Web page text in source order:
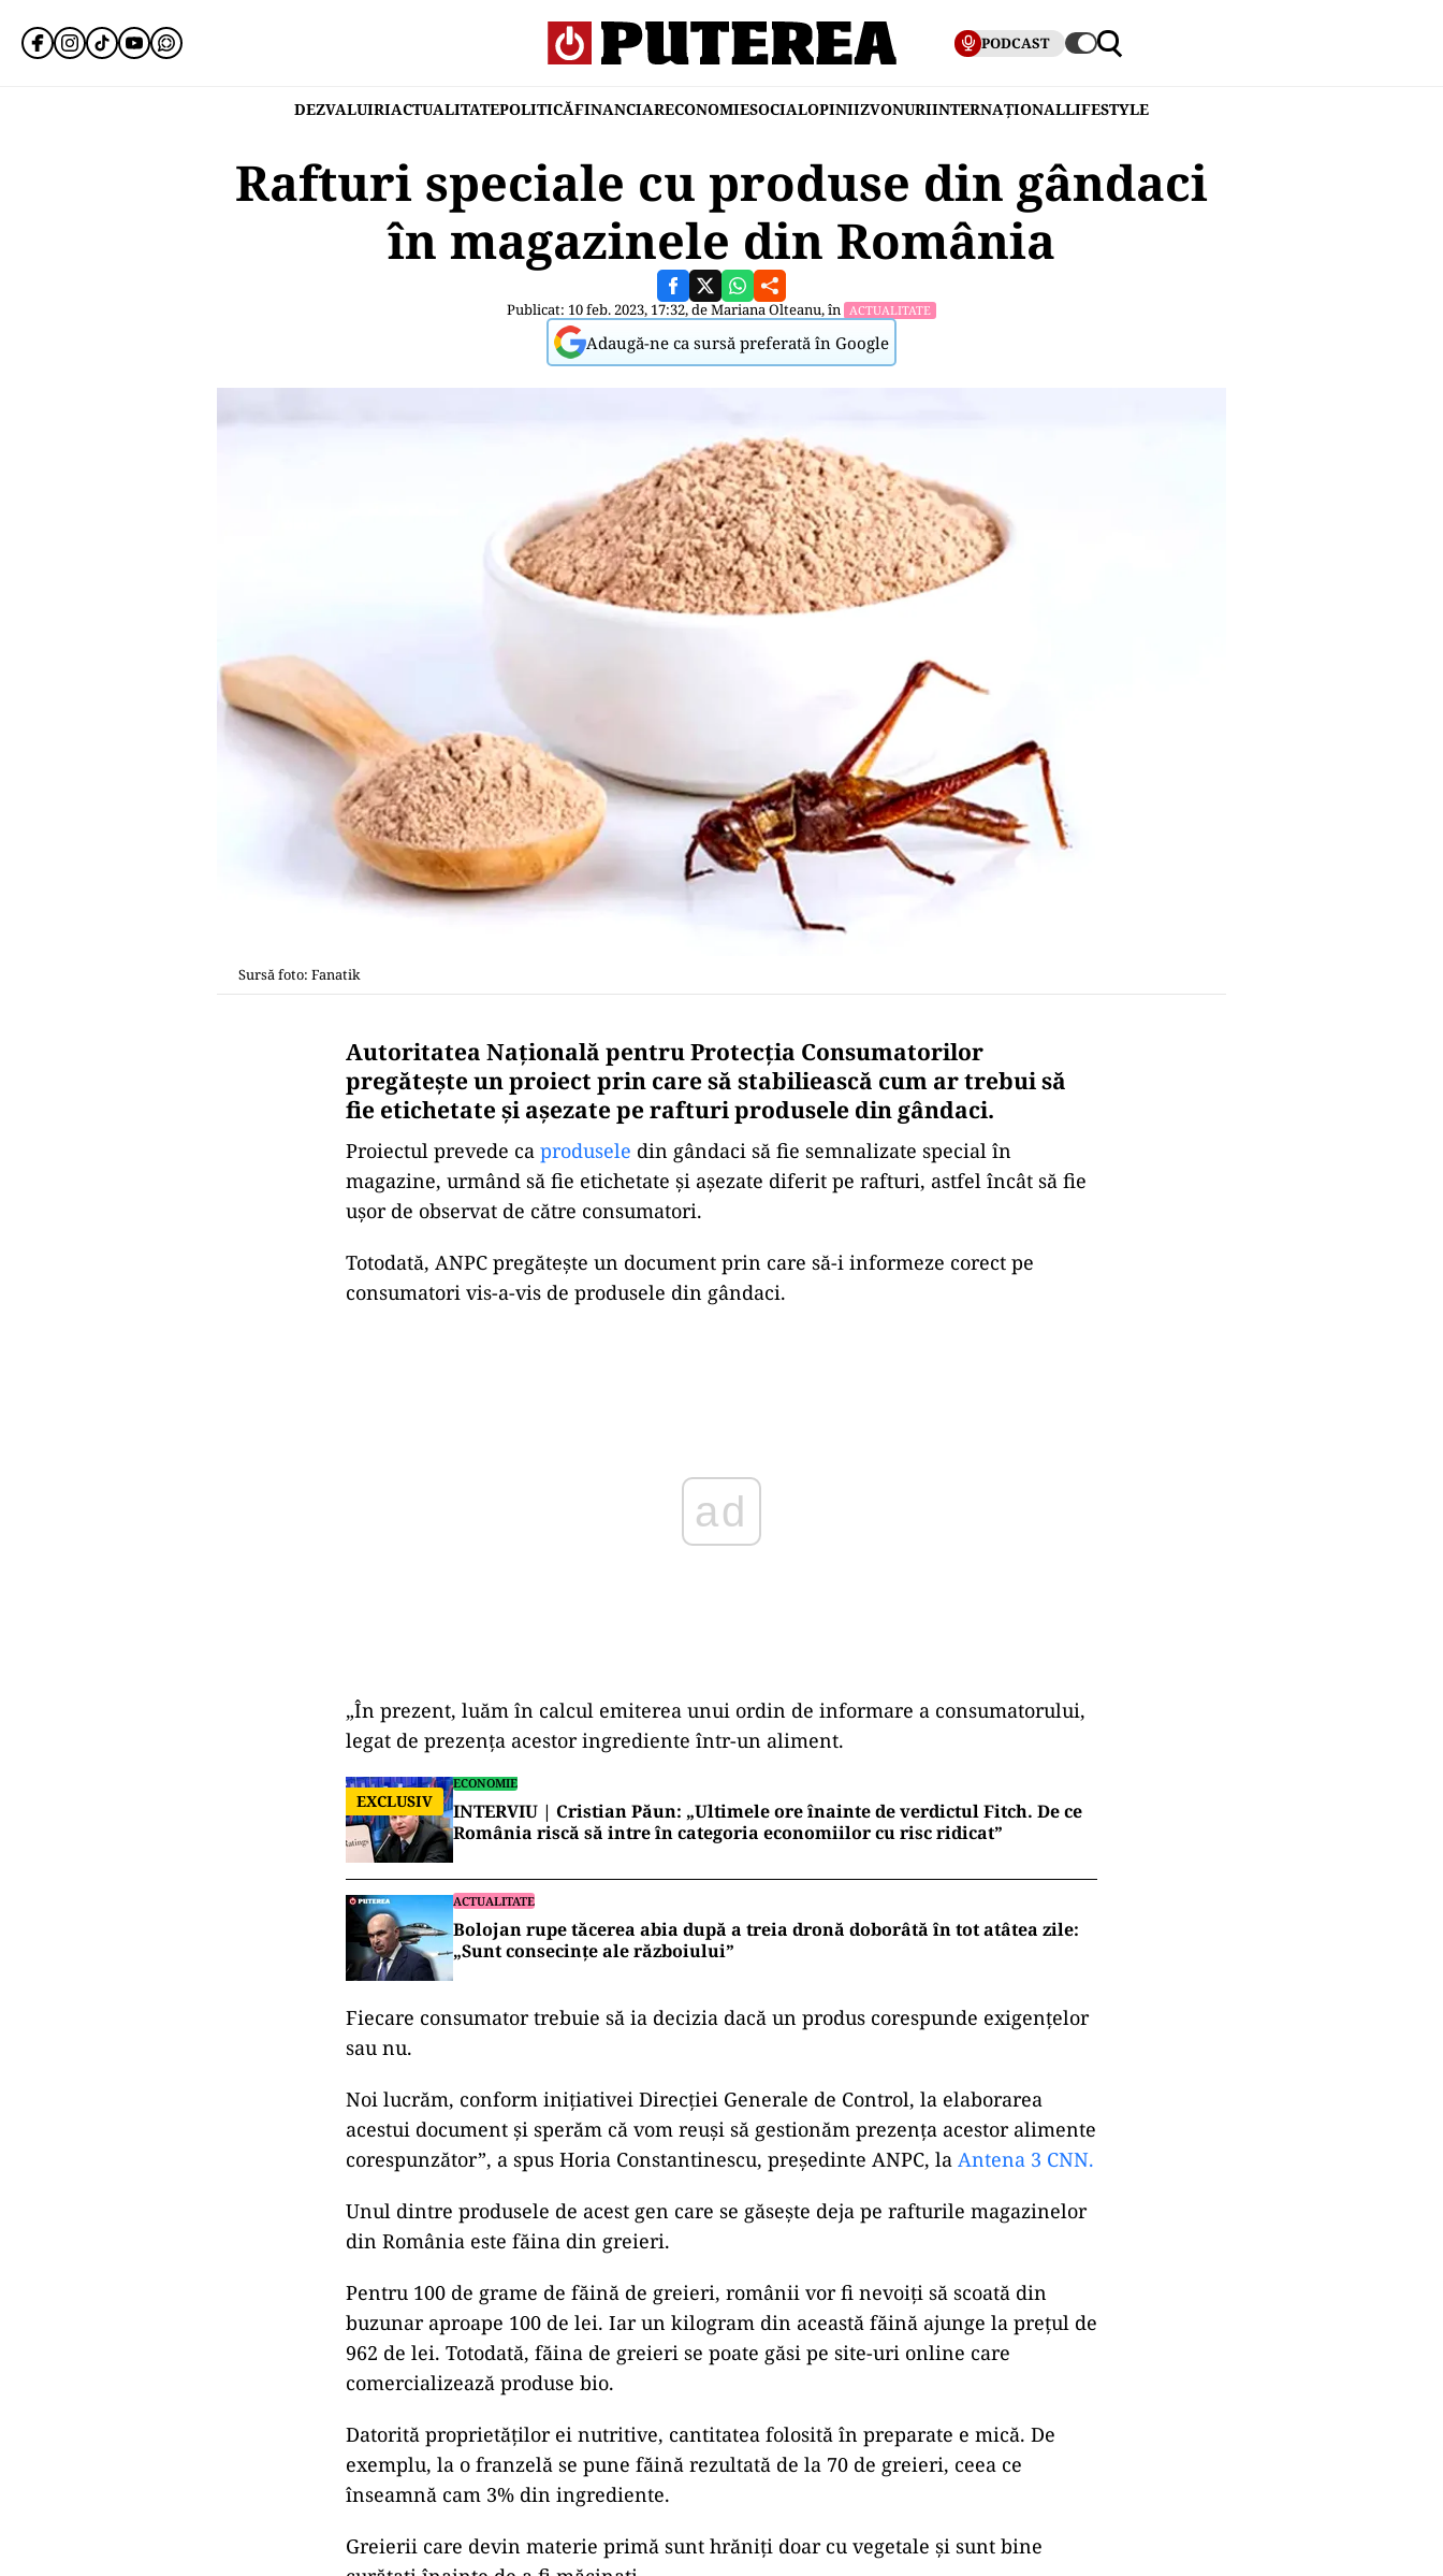
PODCAST
DEZVALUIRIACTUALITATEPOLITICĂFINANCIARECONOMIESOCIALOPINIIZVONURIINTERNAȚIONALLIFESTYLE
Rafturi speciale cu produse din gândaci
în magazinele din România
Publicat: 10 feb. 2023, 17:32, deMariana Olteanu, în ACTUALITATE
Adaugă-ne ca sursă preferată în Google
Sursă foto: Fanatik
Autoritatea Națională pentru Protecția Consumatorilor
pregăteşte un proiect prin care să stabiliească cum ar trebui să
fie etichetate și așezate pe rafturi produsele din gândaci.
Proiectul prevede ca produsele din gândaci să fie semnalizate special în
magazine, urmând să fie etichetate și așezate diferit pe rafturi, astfel încât să fie
ușor de observat de către consumatori.
Totodată, ANPC pregătește un document prin care să-i informeze corect pe
consumatori vis-a-vis de produsele din gândaci.
„În prezent, luăm în calcul emiterea unui ordin de informare a consumatorului,
legat de prezența acestor ingrediente într-un aliment.
EXCLUSIV
ECONOMIE
INTERVIU | Cristian Păun: „Ultimele ore înainte de verdictul Fitch. De ce
România riscă să intre în categoria economiilor cu risc ridicat”
ACTUALITATE
Bolojan rupe tăcerea abia după a treia dronă doborâtă în tot atâtea zile:
„Sunt consecințe ale războiului”
Fiecare consumator trebuie să ia decizia dacă un produs corespunde exigențelor
sau nu.
Noi lucrăm, conform inițiativei Direcției Generale de Control, la elaborarea
acestui document și sperăm că vom reuși să gestionăm prezența acestor alimente
corespunzător”, a spus Horia Constantinescu, președinte ANPC, la Antena 3 CNN.
Unul dintre produsele de acest gen care se găsește deja pe rafturile magazinelor
din România este făina din greieri.
Pentru 100 de grame de făină de greieri, românii vor fi nevoiți să scoată din
buzunar aproape 100 de lei. Iar un kilogram din această făină ajunge la prețul de
962 de lei. Totodată, făina de greieri se poate găsi pe site-uri online care
comercializează produse bio.
Datorită proprietăților ei nutritive, cantitatea folosită în preparate e mică. De
exemplu, la o franzelă se pune făină rezultată de la 70 de greieri, ceea ce
înseamnă cam 3% din ingrediente.
Greierii care devin materie primă sunt hrăniți doar cu vegetale şi sunt bine